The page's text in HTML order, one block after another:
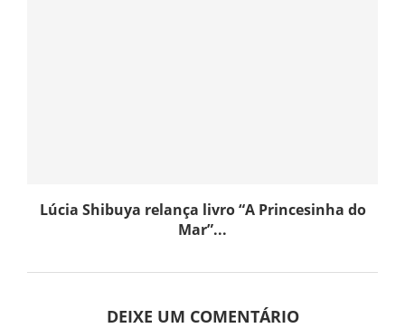
Lúcia Shibuya relança livro “A Princesinha do
Mar”...
DEIXE UM COMENTÁRIO